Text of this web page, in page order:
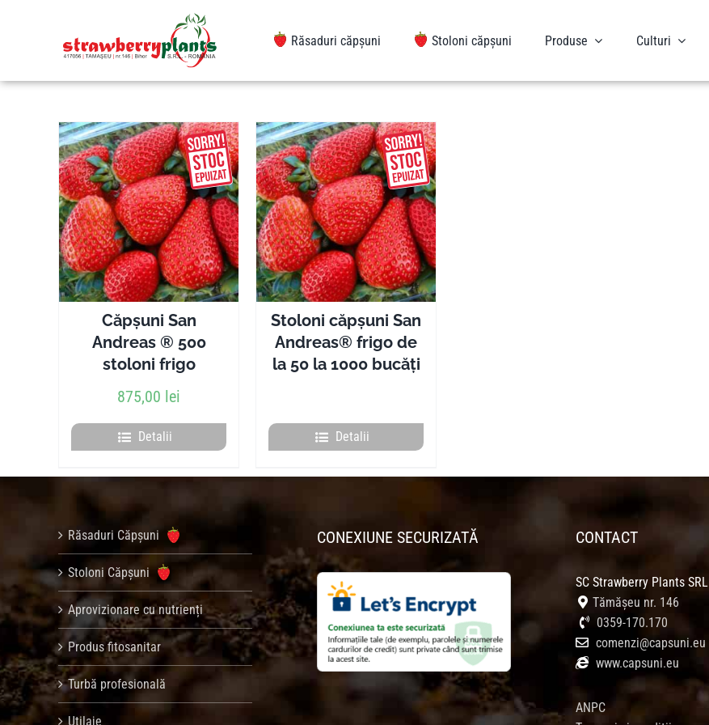
Răsaduri căpșuni Stoloni căpșuni Produse Culturi
Căpșuni San
Andreas ® 500
stoloni frigo
875,00 lei
Detalii
Stoloni căpșuni San
Andreas® frigo de
la 50 la 1000 bucăți
Detalii
Răsaduri Căpșuni
Stoloni Căpșuni
Aprovizionare cu nutrienți
Produs fitosanitar
Turbă profesională
Utilaje
CONEXIUNE SECURIZATĂ CONTACT
SC Strawberry Plants SRL
Tămășeu nr. 146
0359-170.170
comenzi@capsuni.eu
www.capsuni.eu
ANPC